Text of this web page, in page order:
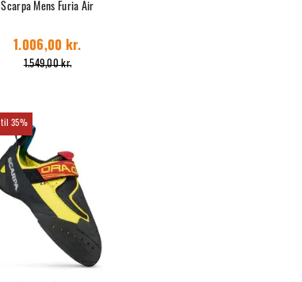
Scarpa Mens Furia Air
1.549,00 kr.
1.006,00 kr.
35%